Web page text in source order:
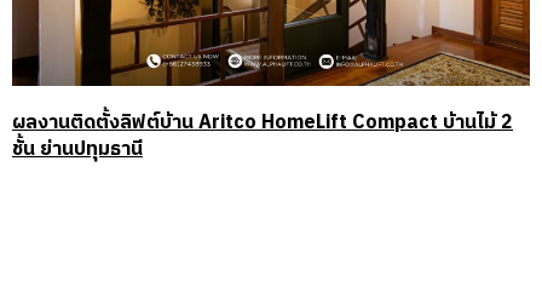
ผลงานติดตั้งลิฟต์บ้าน Aritco HomeLift Compact บ้านไม้ 2
ชั้น ย่านปทุมธานี